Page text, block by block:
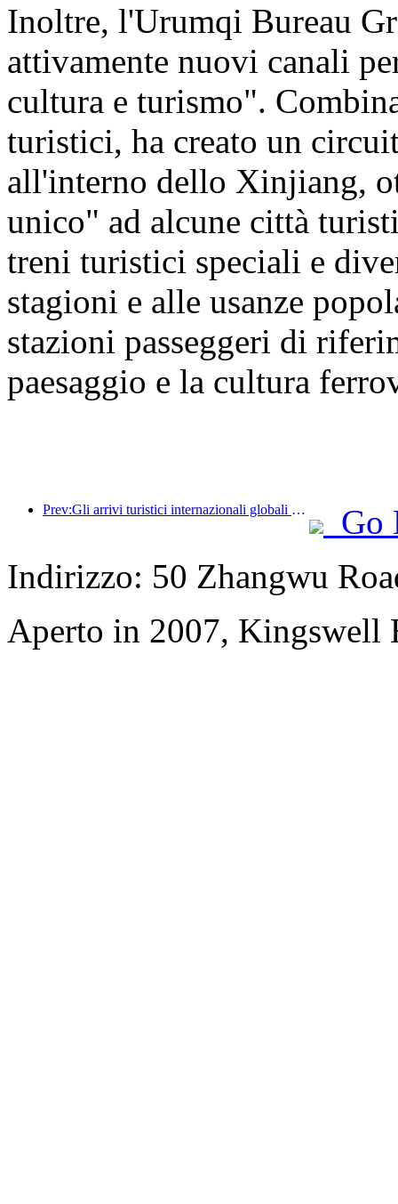
Inoltre, l'Urumqi Bureau
attivamente nuovi canali
cultura e turismo".
turistici, ha creato un
all'interno dello Xinjiang,
unico" ad alcune città
treni turistici speciali e
stagioni e alle usanze
stazioni passeggeri di
paesaggio e la cultura
Prev:Gli arrivi turistici internazionali globali sono aumentati del 5% su base annua nella prima metà dell'anno
Go
Indirizzo: 50 Zhangwu
Aperto in 2007, Kingswell